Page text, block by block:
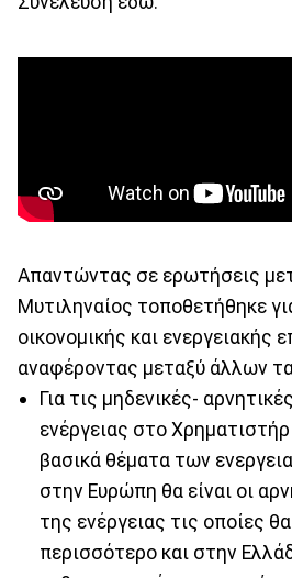
Απαντώντας σε ερωτήσεις
Μυτιληναίος τοποθετήθηκε
οικονομικής και ενεργειακής
αναφέροντας μεταξύ άλλων
Για τις μηδενικές-
ενέργειας στο
βασικά θέματα των
στην Ευρώπη θα είναι οι
της ενέργειας τις οποίες
περισσότερο και στην